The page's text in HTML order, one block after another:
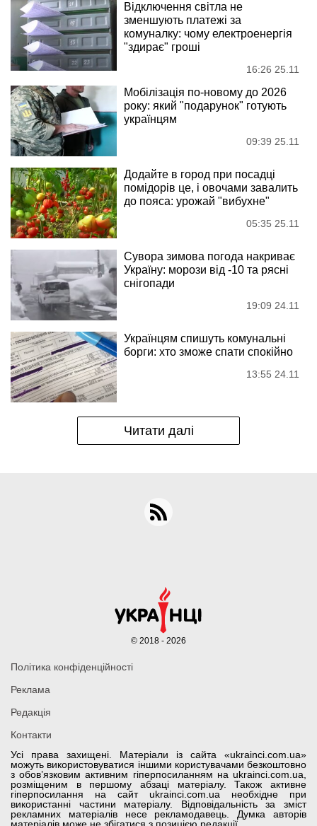
Відключення світла не
зменшують платежі за
комуналку: чому електроенергія
"здирає" гроші
16:26 25.11
Мобілізація по-новому до 2026
року: який "подарунок" готують
українцям
09:39 25.11
Додайте в город при посадці
помідорів це, і овочами завалить
до пояса: урожай "вибухне"
05:35 25.11
Сувора зимова погода накриває
Україну: морози від -10 та рясні
снігопади
19:09 24.11
Українцям спишуть комунальні
борги: хто зможе спати спокійно
13:55 24.11
Читати далі
Усі права захищені. Матеріали із сайта «ukrainci.com.ua»
можуть використовуватися іншими користувачами безкоштовно
з обов’язковим активним гіперпосиланням на ukrainci.com.ua,
розміщеним в першому абзаці матеріалу. Також активне
гіперпосилання на сайт ukrainci.com.ua необхідне при
використанні частини матеріалу. Відповідальність за зміст
рекламних матеріалів несе рекламодавець. Думка авторів
Політика конфіденційності
Реклама
Редакція
Контакти
© 2018 - 2026